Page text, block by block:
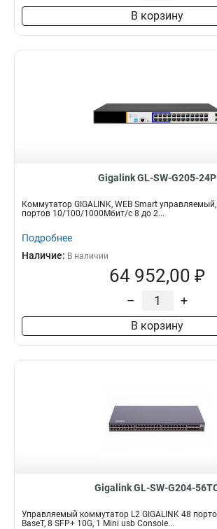
В корзину
Gigalink GL-SW-G205-24P
Коммутатор GIGALINK, WEB Smart
портов 10/100/1000Мбит/с 8 до 2...
Подробнее
Наличие: В наличии
64 952,00 ₽
– +
В корзину
Gigalink GL-SW-G204-
Управляемый коммутатор L2 GIGALINK 48
BaseT, 8 SFP+ 10G, 1 Mini usb Console...